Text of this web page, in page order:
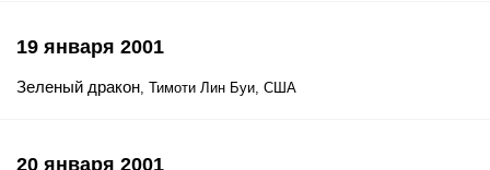
19 января 2001
Зеленый дракон, Тимоти Лин Буи, США
20 января 2001